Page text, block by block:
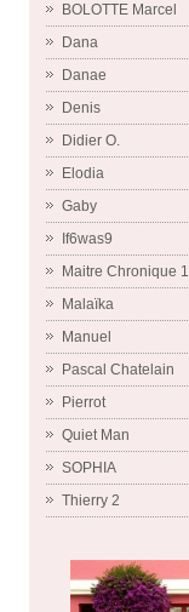
BOLOTTE Marcel
Dana
Danae
Denis
Didier O.
Elodia
Gaby
If6was9
Maitre Chronique 1
Malaïka
Manuel
Pascal Chatelain
Pierrot
Quiet Man
SOPHIA
Thierry 2